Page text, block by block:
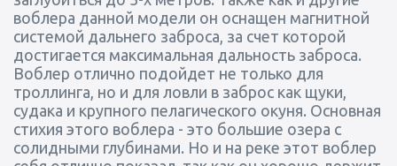
воблера данной модели он оснащен магнитной
системой дальнего заброса, за счет которой
достигается максимальная дальность заброса.
Воблер отлично подойдет не только для
троллинга, но и для ловли в заброс как щуки,
судака и крупного пелагического окуня. Основная
стихия этого воблера - это большие озера с
солидными глубинами. Но и на реке этот воблер